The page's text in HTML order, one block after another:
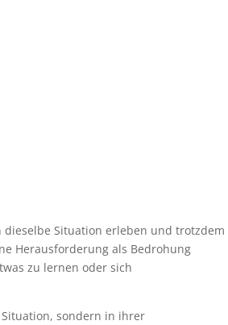
dieselbe Situation erleben und trotzdem
Herausforderung als Bedrohung
zu lernen oder sich
sondern in ihrer